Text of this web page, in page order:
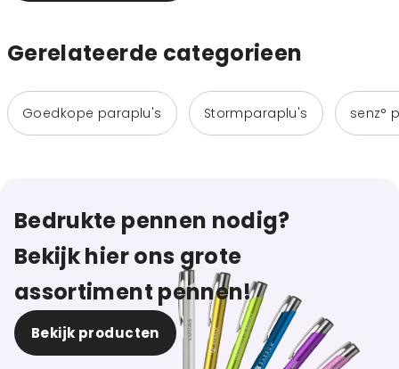
Gerelateerde categorieen
Goedkope paraplu's Stormparaplu's senz°
Bedrukte pennen nodig?
Bekijk hier ons grote
assortiment pennen!
Bekijk producten